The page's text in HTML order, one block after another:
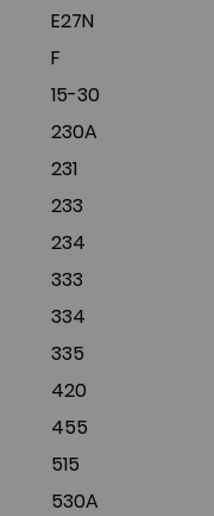
E27N
F
15-30
230A
231
233
234
333
334
335
420
455
515
530A